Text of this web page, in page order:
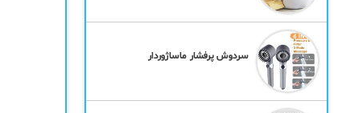
سردوش پرفشار ماساژوردار